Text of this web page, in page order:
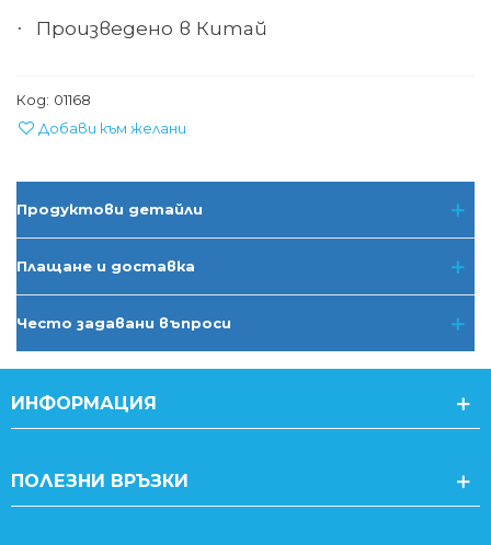
· Произведено в Китай
Код: 01168
Добави към желани
Продуктови детайли
Плащане и доставка
Често задавани въпроси
ИНФОРМАЦИЯ
ПОЛЕЗНИ ВРЪЗКИ